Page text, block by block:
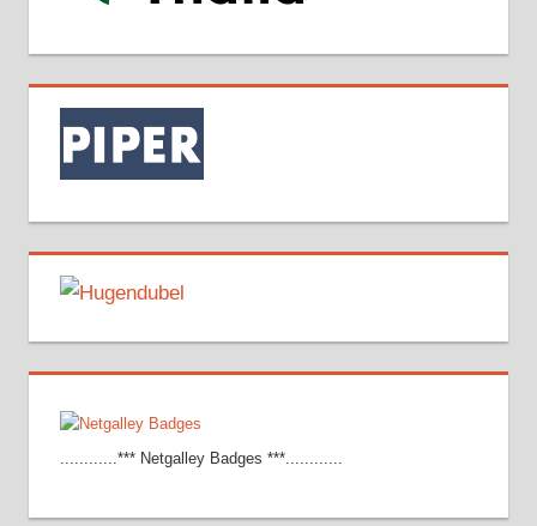
............*** Netgalley Badges ***............